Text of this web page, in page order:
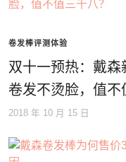
卷发棒评测体验
双十一预热：戴
卷发不烫脸，值不
2018 年 10 月 15 日